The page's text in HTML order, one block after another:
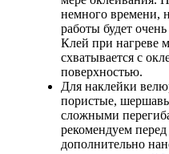
немного времени,
работы будет
Клей при нагреве
схватывается с
поверхностью.
Для наклейки
пористые,
сложными
рекомендуем
дополнительно